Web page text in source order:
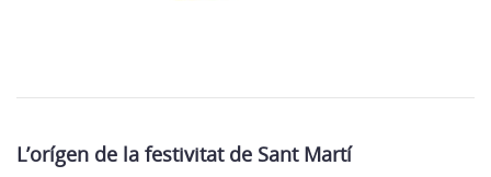
L’orígen de la festivitat de Sant Martí